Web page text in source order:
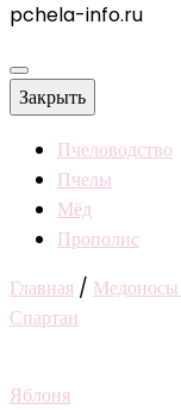
pchela-info.ru
Закрыть
Пчеловодство
Пчелы
Мёд
Прополис
Главная / Медоносы
Спартан
Яблоня